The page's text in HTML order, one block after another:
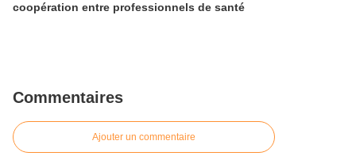
coopération entre professionnels de santé
Commentaires
Ajouter un commentaire